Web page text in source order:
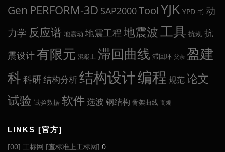
Gen PERFORM-3D SAP2000ToolYJK YPD 书 动
力学 反应谱 地震动 地震工程 地震波工具 抗规 抗
震设计有限元 混凝土 滞回曲线 滞回环 父亲 盈建
科 科研 结构分析结构设计编程 规范论文
试验 试验数据 软件 选波 钢结构 骨架曲线 高规
LINKS [官方]
[00] 工标网 [查标准上工标网] 0